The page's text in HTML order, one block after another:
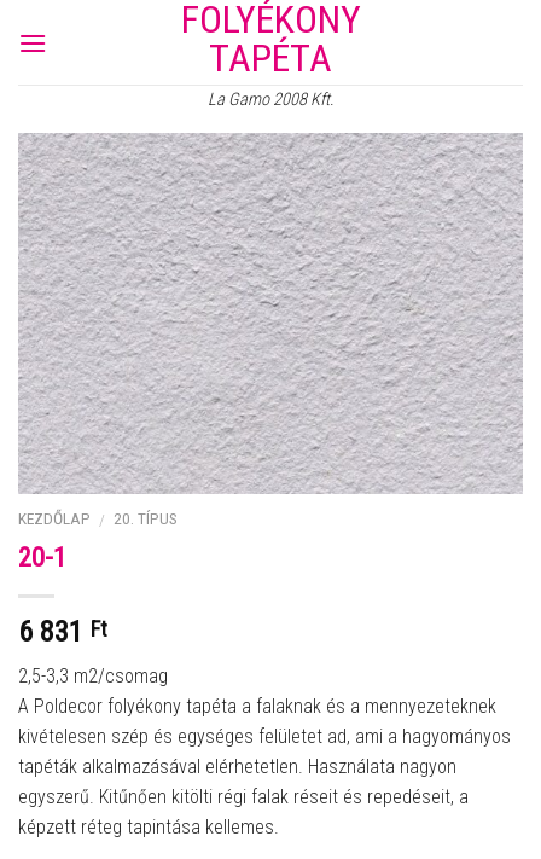
FOLYÉKONY
TAPÉTA
La Gamo 2008 Kft.
KEZDŐLAP / 20. TÍPUS
20-1
6 831 Ft
2,5-3,3 m2/csomag
A Poldecor folyékony tapéta a falaknak és a mennyezeteknek
kivételesen szép és egységes felületet ad, ami a hagyományos
tapéták alkalmazásával elérhetetlen. Használata nagyon
egyszerű. Kitűnően kitölti régi falak réseit és repedéseit, a
képzett réteg tapintása kellemes.